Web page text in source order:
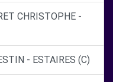
CHRISTOPHE -
- ESTAIRES (C)